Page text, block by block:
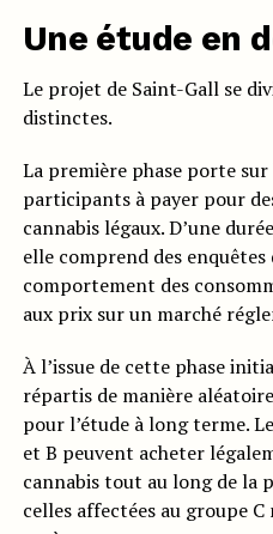
Une étude en
Le projet de Saint-Gall se
distinctes.
La première phase porte
participants à payer pour
cannabis légaux. D’une
elle comprend des enquêtes
comportement des
aux prix sur un marché
À l’issue de cette phase
répartis de manière
pour l’étude à long terme.
et B peuvent acheter
cannabis tout au long de la
celles affectées au groupe